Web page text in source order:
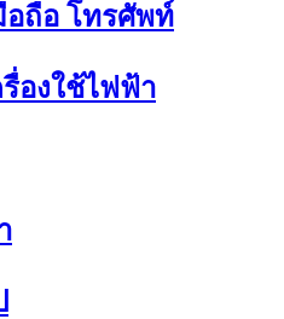
ถือ โทรศัพท์
องใช้ไฟฟ้า